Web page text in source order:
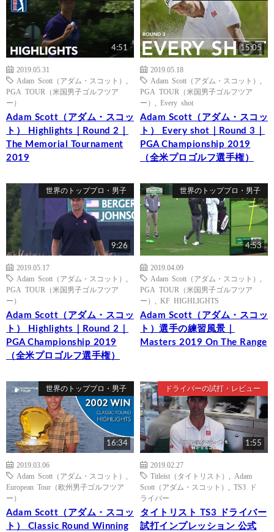
4:51
2019.05.31
Adam Scott（アダム・スコット）
PGA TOUR（米国男子ゴルフツア
ー）
Adam Scott（アダム・スコッ
ト） Highlights｜Round 2｜
The Memorial Tournament
2019
15:05
2019.05.18
Adam Scott（アダム・スコット）
PGA TOUR（米国男子ゴルフツア
ー）
Every shot
Adam Scott（アダム・スコッ
ト） Every shot｜Round 3｜
PGA Championship 2019
（全米プロゴルフ選手権）
世界のトッププロ・男子
9:26
2019.05.17
Adam Scott（アダム・スコット）
PGA TOUR（米国男子ゴルフツア
ー）
Adam Scott（アダム・スコッ
ト） Highlights｜Round 2｜
PGA Championship 2019
（全米プロゴルフ選手権）
世界のトッププロ・男子
4:53
2019.04.09
Adam Scott（アダム・スコット）
PGA TOUR（米国男子ゴルフツア
ー）
KF HIGHLIGHTS
Adam Scott（アダム・スコッ
ト）選手の練習風景｜
Masters 2019 On The Range
世界のトッププロ・男子
16:34
2019.03.06
Adam Scott（アダム・スコット）
European Tour（欧州男子ゴルフツア
ー）
Adam Scott（アダム・スコッ
ト） Classic Round Winning
ドライバーの試打・レビュー
1:55
2019.02.27
Titleist（タイトリスト）
Adam
Scott（アダム・スコット）
TS3 ド
ライバー
タイトリスト TS3 ドライバー
試打インプレッション 公式